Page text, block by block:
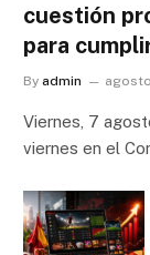
cuestión
para
By admin
Viernes, 7
viernes en el